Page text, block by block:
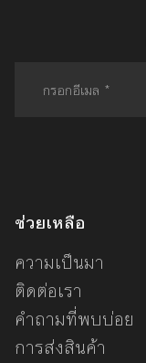
ช่วยเหลือ
ความเป็นมา
ติดต่อเรา
คำถามที่พบบ่อย
การส่งสินค้า